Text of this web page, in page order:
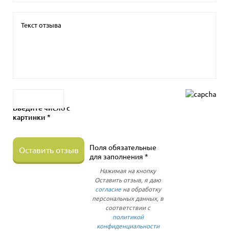
Введите число с
картинки *
Оставить отзыв
Поля обязательные
для заполнения *
Нажимая на кнопку
Оставить отзыв, я даю
согласиена обработку
персональных данных, в
соответствии с
политикой
конфиденциальности